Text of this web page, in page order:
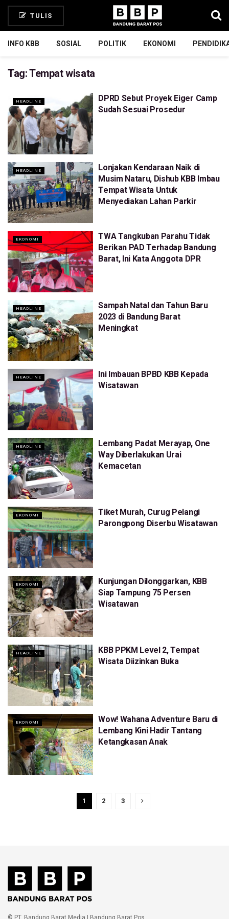
TULIS
INFO KBB SOSIAL POLITIK EKONOMI
Tag:Tempat wisata
HEADLINE
DPRD Sebut Proyek Eiger Camp
Sudah Sesuai Prosedur
HEADLINE
Lonjakan Kendaraan Naik di
Musim Nataru, Dishub KBB Imbau
Tempat Wisata Untuk
Menyediakan Lahan Parkir
EKONOMI
TWA Tangkuban Parahu Tidak
Berikan PAD Terhadap Bandung
Barat, Ini Kata Anggota DPR
HEADLINE
Sampah Natal dan Tahun Baru
2023 di Bandung Barat
Meningkat
HEADLINE
Ini Imbauan BPBD KBB Kepada
Wisatawan
HEADLINE
Lembang Padat Merayap, One
Way Diberlakukan Urai
Kemacetan
EKONOMI
Tiket Murah, Curug Pelangi
Parongpong Diserbu Wisatawan
EKONOMI
Kunjungan Dilonggarkan, KBB
Siap Tampung 75 Persen
Wisatawan
HEADLINE
KBB PPKM Level 2, Tempat
Wisata Diizinkan Buka
EKONOMI
Wow! Wahana Adventure Baru di
Lembang Kini Hadir Tantang
Ketangkasan Anak
1 2 3